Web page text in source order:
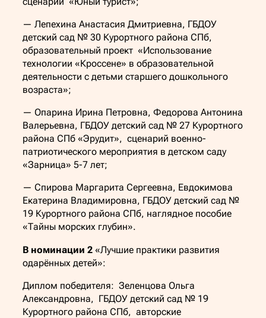
— Лепехина Анастасия Дмитриевна, ГБДОУ
детский сад № 30 Курортного района СПб,
образовательный проект «Использование
технологии «Кроссене» в образовательной
деятельности с детьми старшего дошкольного
возраста»;
— Опарина Ирина Петровна, Федорова Антонина
Валерьевна, ГБДОУ детский сад № 27 Курортного
района СПб «Эрудит», сценарий военно-
патриотического мероприятия в детском саду
«Зарница» 5-7 лет;
— Спирова Маргарита Сергеевна, Евдокимова
Екатерина Владимировна, ГБДОУ детский сад №
19 Курортного района СПб, наглядное пособие
«Тайны морских глубин».
В номинации 2 «Лучшие практики развития
одарённых детей»:
Диплом победителя: Зеленцова Ольга
Александровна, ГБДОУ детский сад № 19
Курортного района СПб, авторские